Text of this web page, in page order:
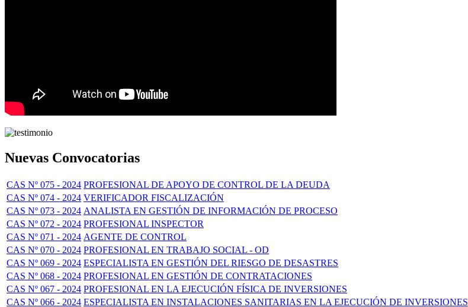
Nuevas Convocatorias
CAS Nº 075 - 2024 PROFESIONAL DE APOYO DE CONTROL DE LA DEUDA
CAS Nº 074 - 2024 VERIFICADOR FISCALIZACIÓN
CAS Nº 073 - 2024 ANALISTA EN GESTIÓN DE INFORMACIÓN DE PROCESO
CAS Nº 072 - 2024 PROFESIONAL INSPECTOR
CAS Nº 071 - 2024 AGENTE DE CONTROL
CAS Nº 070 - 2024 PROFESIONAL EN TRABAJO SOCIAL - OD
CAS Nº 069 - 2024 ESPECIALISTA EN GESTIÓN DEL RIESGO DE DESASTRES
CAS Nº 068 - 2024 PROFESIONAL EN GESTIÓN DE CONTRATACIONES
CAS Nº 067 - 2024 PROFESIONAL EN LA EJECUCIÓN FÍSICA DE INVERSIONES
CAS Nº 066 - 2024 ESPECIALISTA EN INSTALACIONES SANITARIAS EN LA EJECUCIÓN DE INVERSIONES